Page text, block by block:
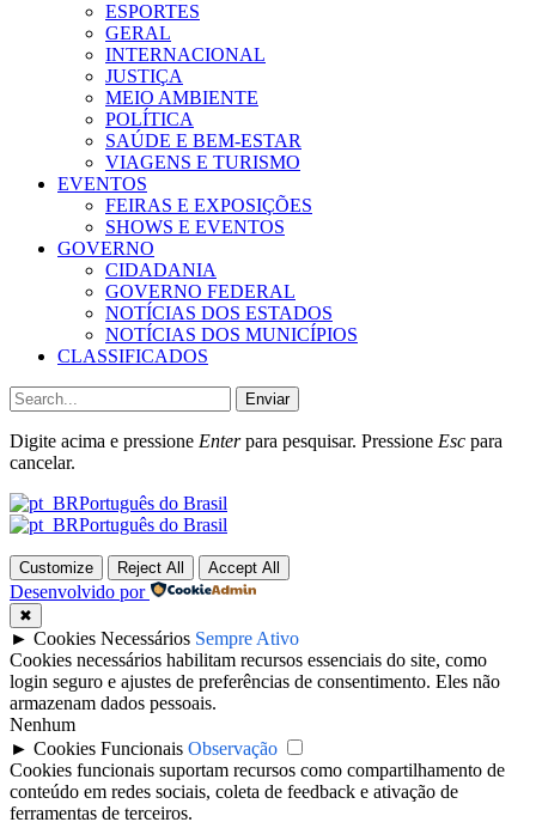
ESPORTES
GERAL
INTERNACIONAL
JUSTIÇA
MEIO AMBIENTE
POLÍTICA
SAÚDE E BEM-ESTAR
VIAGENS E TURISMO
EVENTOS
FEIRAS E EXPOSIÇÕES
SHOWS E EVENTOS
GOVERNO
CIDADANIA
GOVERNO FEDERAL
NOTÍCIAS DOS ESTADOS
NOTÍCIAS DOS MUNICÍPIOS
CLASSIFICADOS
Enviar
Digite acima e pressione Enterpara pesquisar. Pressione Esc para
cancelar.
Português do Brasil
Português do Brasil
Customize Reject All Accept All
Desenvolvido por
✖
► Cookies Necessários Sempre Ativo
Cookies necessários habilitam recursos essenciais do site, como
login seguro e ajustes de preferências de consentimento. Eles não
armazenam dados pessoais.
Nenhum
► Cookies Funcionais Observação
Cookies funcionais suportam recursos como compartilhamento de
conteúdo em redes sociais, coleta de feedback e ativação de
ferramentas de terceiros.